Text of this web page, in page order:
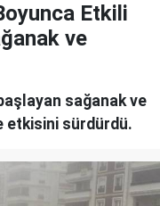
Etkili
ve
sağanak ve
etkisini sürdürdü.